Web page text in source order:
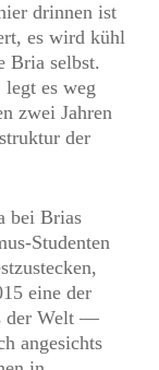
drinnen ist
es wird kühl
Bria selbst.
es weg
zwei Jahren
der
bei Brias
Studenten
eine der
der Welt —
angesichts